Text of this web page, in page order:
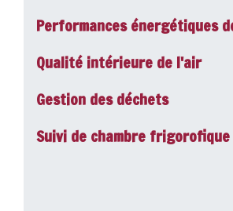
Performances énergétiques
Qualité intérieure de l'air
Gestion des déchets
Suivi de chambre frigorofique